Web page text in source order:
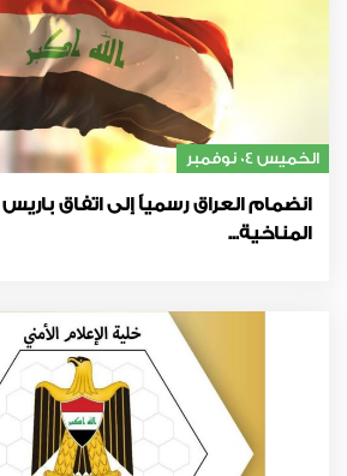
الخميس 04 نوفمبر
انضمام العراق رسمياً إلى اتفاق
المناخية...